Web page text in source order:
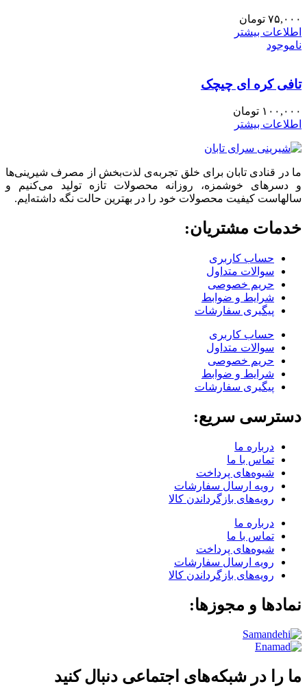
۷۵,۰۰۰ تومان
اطلاعات بیشتر
ناموجود
تافی کره ای چیچک
۱۰۰,۰۰۰ تومان
اطلاعات بیشتر
ما در قنادی تابان برای خلق تجربه‌ی لذت‌بخش از مصرف شیرینی‌ها
و دسرهای خوشمزه، روزانه محصولات تازه تولید می‌کنیم و
سالهاست کیفیت محصولات خود را در بهترین حالت نگه داشته‌ایم.
خدمات مشتریان:
حساب کاربری
سوالات متداول
حریم خصوصی
شرایط و ضوابط
پیگیری سفارشات
حساب کاربری
سوالات متداول
حریم خصوصی
شرایط و ضوابط
پیگیری سفارشات
دسترسی سریع:
درباره ما
تماس با ما
شیوه‌های پرداخت
رویه ارسال سفارشات
رویه‌های بازگرداندن کالا
درباره ما
تماس با ما
شیوه‌های پرداخت
رویه ارسال سفارشات
رویه‌های بازگرداندن کالا
نمادها و مجوزها:
ما را در شبکه‌های اجتماعی دنبال کنید